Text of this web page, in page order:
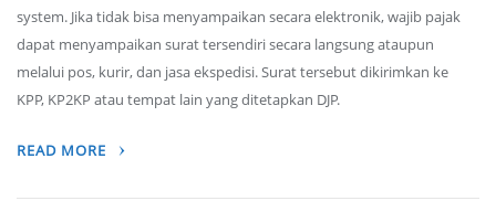
system. Jika tidak bisa menyampaikan secara elektronik, wajib pajak
dapat menyampaikan surat tersendiri secara langsung ataupun
melalui pos, kurir, dan jasa ekspedisi. Surat tersebut dikirimkan ke
KPP, KP2KP atau tempat lain yang ditetapkan DJP.
READ MORE